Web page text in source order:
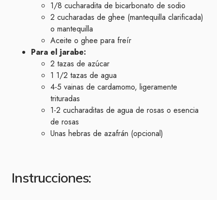
1/8 cucharadita de bicarbonato de sodio
2 cucharadas de ghee (mantequilla clarificada)
o mantequilla
Aceite o ghee para freír
Para el jarabe:
2 tazas de azúcar
1 1/2 tazas de agua
4-5 vainas de cardamomo, ligeramente
trituradas
1-2 cucharaditas de agua de rosas o esencia
de rosas
Unas hebras de azafrán (opcional)
Instrucciones: